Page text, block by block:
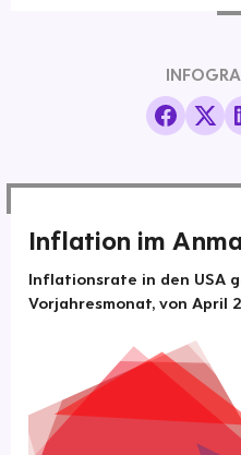
Inflation im
Inflationsrate in den USA
Vorjahresmonat, von April